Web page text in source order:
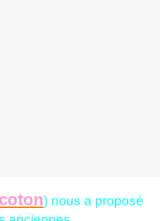
) nous a proposé